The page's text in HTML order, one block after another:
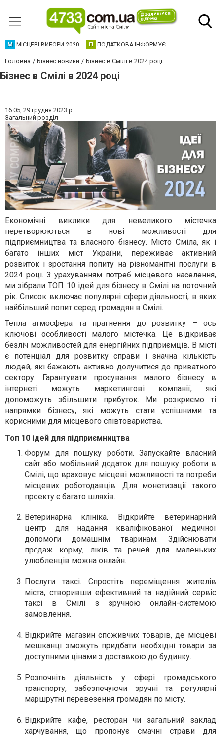
М МІСЦЕВІ ВИБОРИ 2020 П ПОДАТКОВА ІНФОРМУЄ
Головна Бізнес новини Бізнес в Смілі в 2024 році
Бізнес в Смілі в 2024 році
16:05, 29 грудня 2023 р.
Загальний розділ
Економічні виклики для невеликого містечка
перетворюються в нові можливості для
підприємництва та власного бізнесу. Місто Сміла, як і
багато інших міст України, переживає активний
розвиток і зростання попиту на різноманітні послуги в
2024 році. З урахуванням потреб місцевого населення,
ми зібрали ТОП 10 ідей для бізнесу в Смілі на поточний
рік. Список включає популярні сфери діяльності, в яких
найбільший попит серед громадян в Смілі.
Тепла атмосфера та прагнення до розвитку – ось
ключові особливості малого містечка. Це відкриває
безліч можливостей для енергійних підприємців. В місті
є потенціал для розвитку справи і значна кількість
людей, які бажають активно долучитися до приватного
сектору. Гарантувати просування малого бізнесу в
інтернеті можуть маркетингові компанії, які
допоможуть збільшити прибуток. Ми розкриємо ті
напрямки бізнесу, які можуть стати успішними та
корисними для місцевого співтовариства.
Топ 10 ідей для підприємництва
Форум для пошуку роботи. Запускайте власний
сайт або мобільний додаток для пошуку роботи в
Смілі, що враховує місцеві можливості та потреби
місцевих роботодавців. Для монетизації такого
проекту є багато шляхів.
Ветеринарна клініка. Відкрийте ветеринарний
центр для надання кваліфікованої медичної
допомоги домашнім тваринам. Здійснювати
продаж корму, ліків та речей для маленьких
улюбленців можна онлайн.
Послуги таксі. Спростіть переміщення жителів
міста, створивши ефективний та надійний сервіс
таксі в Смілі з зручною онлайн-системою
замовлення.
Відкрийте магазин споживчих товарів, де місцеві
мешканці зможуть придбати необхідні товари за
доступними цінами з доставкою до будинку.
Розпочніть діяльність у сфері громадського
транспорту, забезпечуючи зручні та регулярні
маршрутні перевезення громадян по місту.
Відкрийте кафе, ресторанчи загальний заклад
харчування, що пропонує смачні страви для